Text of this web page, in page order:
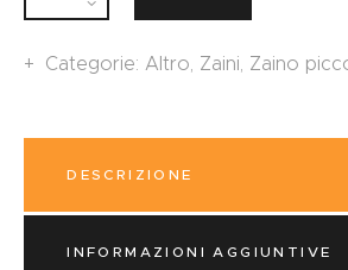
Categorie:Altro, Zaini, Zaino
DESCRIZIONE
INFORMAZIONI AGGIUNTIVE